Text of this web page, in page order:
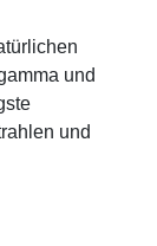
und
und